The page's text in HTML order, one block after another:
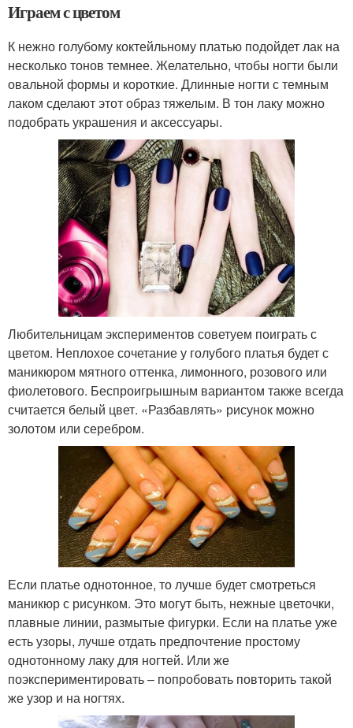
Играем с цветом
К нежно голубому коктейльному платью подойдет лак на
несколько тонов темнее. Желательно, чтобы ногти были
овальной формы и короткие. Длинные ногти с темным
лаком сделают этот образ тяжелым. В тон лаку можно
подобрать украшения и аксессуары.
Любительницам экспериментов советуем поиграть с
цветом. Неплохое сочетание у голубого платья будет с
маникюром мятного оттенка, лимонного, розового или
фиолетового. Беспроигрышным вариантом также всегда
считается белый цвет. «Разбавлять» рисунок можно
золотом или серебром.
Если платье однотонное, то лучше будет смотреться
маникюр с рисунком. Это могут быть, нежные цветочки,
плавные линии, размытые фигурки. Если на платье уже
есть узоры, лучше отдать предпочтение простому
однотонному лаку для ногтей. Или же
поэкспериментировать – попробовать повторить такой
же узор и на ногтях.